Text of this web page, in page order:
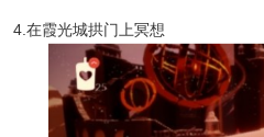
4.在霞光城拱门上冥想